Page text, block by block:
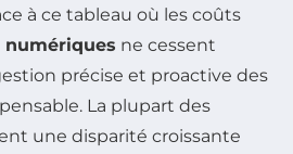
à ce tableau où les coûts
ne cessent
précise et proactive des
La plupart des
une disparité croissante